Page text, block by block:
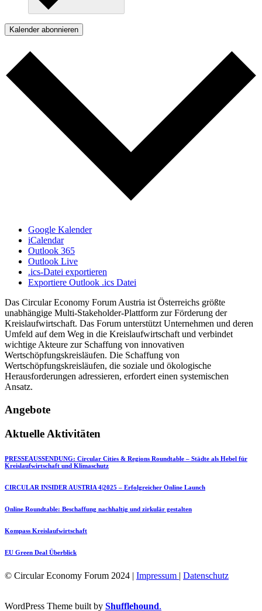
Kalender abonnieren
Google Kalender
iCalendar
Outlook 365
Outlook Live
.ics-Datei exportieren
Exportiere Outlook .ics Datei
Das Circular Economy Forum Austria ist Österreichs größte
unabhängige Multi-Stakeholder-Plattform zur Förderung der
Kreislaufwirtschaft. Das Forum unterstützt Unternehmen und deren
Umfeld auf dem Weg in die Kreislaufwirtschaft und verbindet
wichtige Akteure zur Schaffung von innovativen
Wertschöpfungskreisläufen. Die Schaffung von
Wertschöpfungskreisläufen, die soziale und ökologische
Herausforderungen adressieren, erfordert einen systemischen
Ansatz.
Angebote
Aktuelle Aktivitäten
PRESSEAUSSENDUNG: Circular Cities & Regions Roundtable – Städte als Hebel für
Kreislaufwirtschaft und Klimaschutz
CIRCULAR INSIDER AUSTRIA 4|2025 – Erfolgreicher Online Launch
Online Roundtable: Beschaffung nachhaltig und zirkulär gestalten
Kompass Kreislaufwirtschaft
EU Green Deal Überblick
© Circular Economy Forum 2024 | Impressum | Datenschutz
WordPress Theme built by Shufflehound.